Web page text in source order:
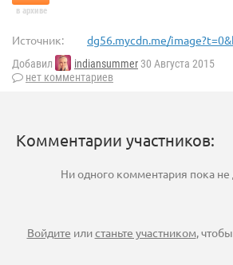
в архиве
Источник: dg56.mycdn.me/
Добавил indiansummer 30 Августа 2015
нет комментариев
Комментарии участников:
Ни одного комментария пока
Войдите илистаньте участником,